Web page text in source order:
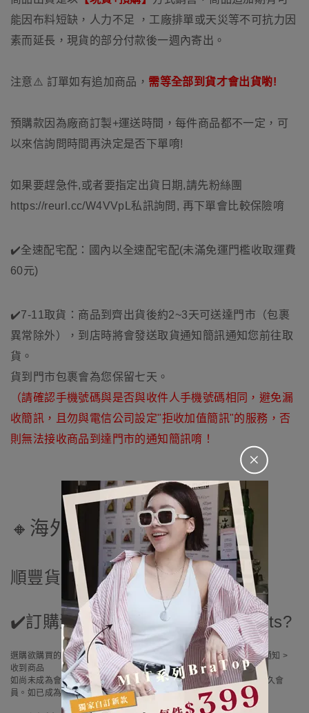
＋
能因布料短缺，人力不足 ，工廠排單或天災等不可抗力因
素而延長，現貨的部分付款後一週內寄出。
注意⚠️ 訂單如有追加商品， 需等全部到貨才會出貨喲!
預購款因為廠商訂製+運送時間，每件商品都不一定，可
以來信詢問時間再決定是否下單唷!
如果要趕急件,或者要指定出貨日期,請先粉絲團
https://reurl.cc/W4VVpL私訊詢問, 再下單會比較保險唷
✔️全速配宅配：國內以全速配宅配(未滿免運門檻收取運費
60元)
✔️7-11取貨：商品到齊出貨後約2~3天可送達門市（包裹
異常除外），到店時將會發送取貨通知簡訊通知您前往取
貨。
貨到門市包裹會為您保留七天。
（請確認手機號碼與是否與收件人手機號碼相同，避免漏
收簡訊，且勿與電信公司設定"拒收加值簡訊"的服務，否
則無法接收商品到達門市的通知簡訊唷！
🔸海外訂購
順豐貨運/中華郵政一般郵寄航空
✔️訂購流程 How to buy our products?
選購欲購買的商品 > 加入購物車 > 登入會員 > 選擇結帳方式 > 出貨通知 >
收到商品
如尚未成為會員，填寫完整資料並且加入會員即可；凡加入即成為永久會
員。如已成為本網站會員，於結帳時登入會員即可。